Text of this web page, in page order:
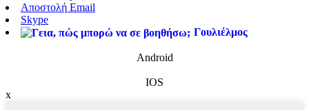
Αποστολή Email
Skype
Γουλιέλμος
Android
IOS
x